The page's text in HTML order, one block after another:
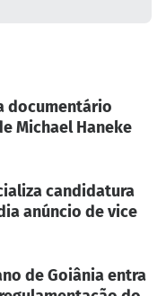
documentário
Michael Haneke
candidatura
anúncio de vice
de Goiânia entra